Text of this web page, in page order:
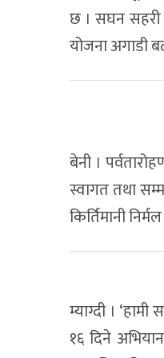
छ । सघन सहरी
योजना अगाडी
बेनी ।
स्वागत तथा
किर्तिमानी
म्याग्दी ।
१६ दिने